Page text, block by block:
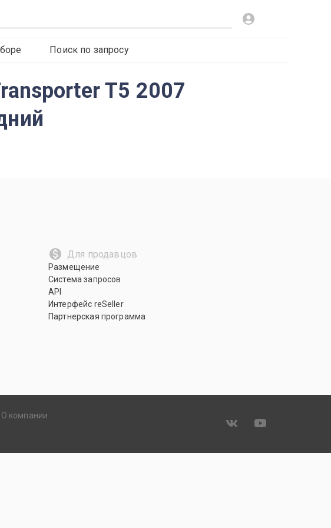
Поиск по запросу
T5 2007
Для продавцов
Размещение
Система запросов
API
Интерфейс reSeller
Партнерская программа
О компании